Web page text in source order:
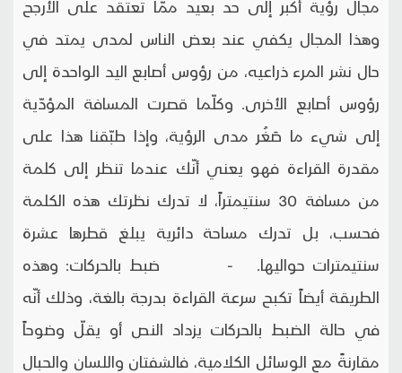
مجال رؤية أكبر إلى حد بعيد ممّا تعتقد على الأرجح
وهذا المجال يكفي عند بعض الناس لمدى يمتد في
حال نشر المرء ذراعيه، من رؤوس أصابع اليد الواحدة إلى
رؤوس أصابع الأخرى. وكلّما قصرت المسافة المؤدّية
إلى شيء ما صَغُر مدى الرؤية، وإذا طبّقنا هذا على
مقدرة القراءة فهو يعني أنّك عندما تنظر إلى كلمة
من مسافة 30 سنتيمتراً، لا تدرك نظرتك هذه الكلمة
فحسب، بل تدرك مساحة دائرية يبلغ قطرها عشرة
سنتيمترات حواليها. - ضبط بالحركات: وهذه
الطريقة أيضاً تكبح سرعة القراءة بدرجة بالغة، وذلك أنّه
في حالة الضبط بالحركات يزداد النص أو يقلّ وضوحاً
مقارنةً مع الوسائل الكلامية، فالشفتان واللسان والحبال